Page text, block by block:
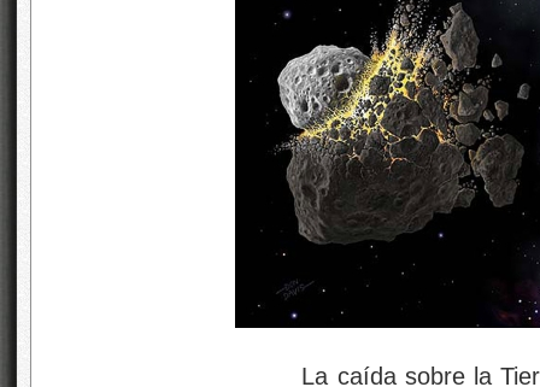
La caída sobre la Tierra de un